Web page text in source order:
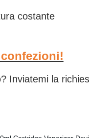
costante
Inviatemi la